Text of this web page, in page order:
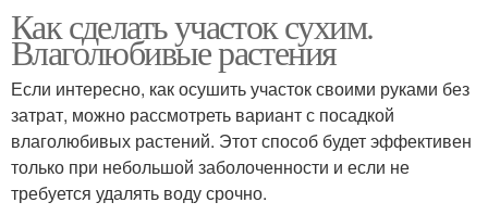
Как сделать участок сухим.
Влаголюбивые растения
Если интересно, как осушить участок своими руками без
затрат, можно рассмотреть вариант с посадкой
влаголюбивых растений. Этот способ будет эффективен
только при небольшой заболоченности и если не
требуется удалять воду срочно.